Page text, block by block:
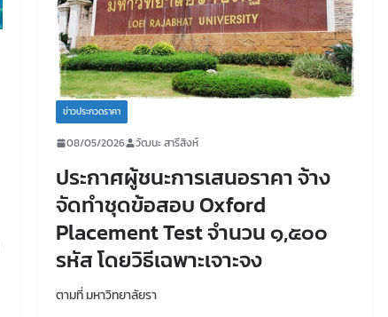
ข่าวประกวดราคา
08/05/2026 วัฒนะ สารีสิงห์
ประกาศผู้ชนะการเสนอราคา จ้าง
จัดทำชุดข้อสอบ Oxford
Placement Test จำนวน ๑,๕๐๐
รหัส โดยวิธีเฉพาะเจาะจง
ตามที่ มหาวิทยาลัยรา